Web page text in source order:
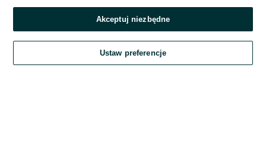
Zaloguj się
Kontynuując za pośrednictwem jednego z dostawców wskazanych powyżej,
OLX.pl w jego aktualnym brzmieniu.
Akceptuj niezbędne
Ustaw preferencje